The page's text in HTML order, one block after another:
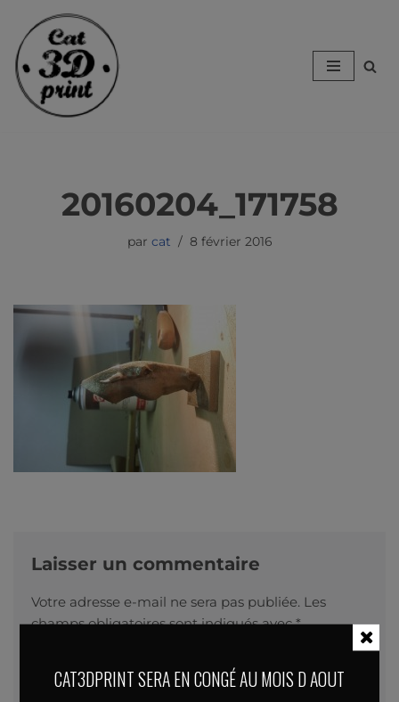
Aller
au
contenu
20160204_171758
par cat 8 février 2016
Laisser un commentaire
Votre adresse e-mail ne sera pas publiée. Les
champs obligatoires sont indiqués avec*
Nom*
CAT3DPRINT SERA EN CONGÉ AU MOIS D AOUT